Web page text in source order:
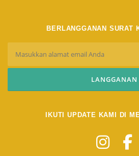
BERLANGGANAN SURAT
IKUTI UPDATE KAMI DI